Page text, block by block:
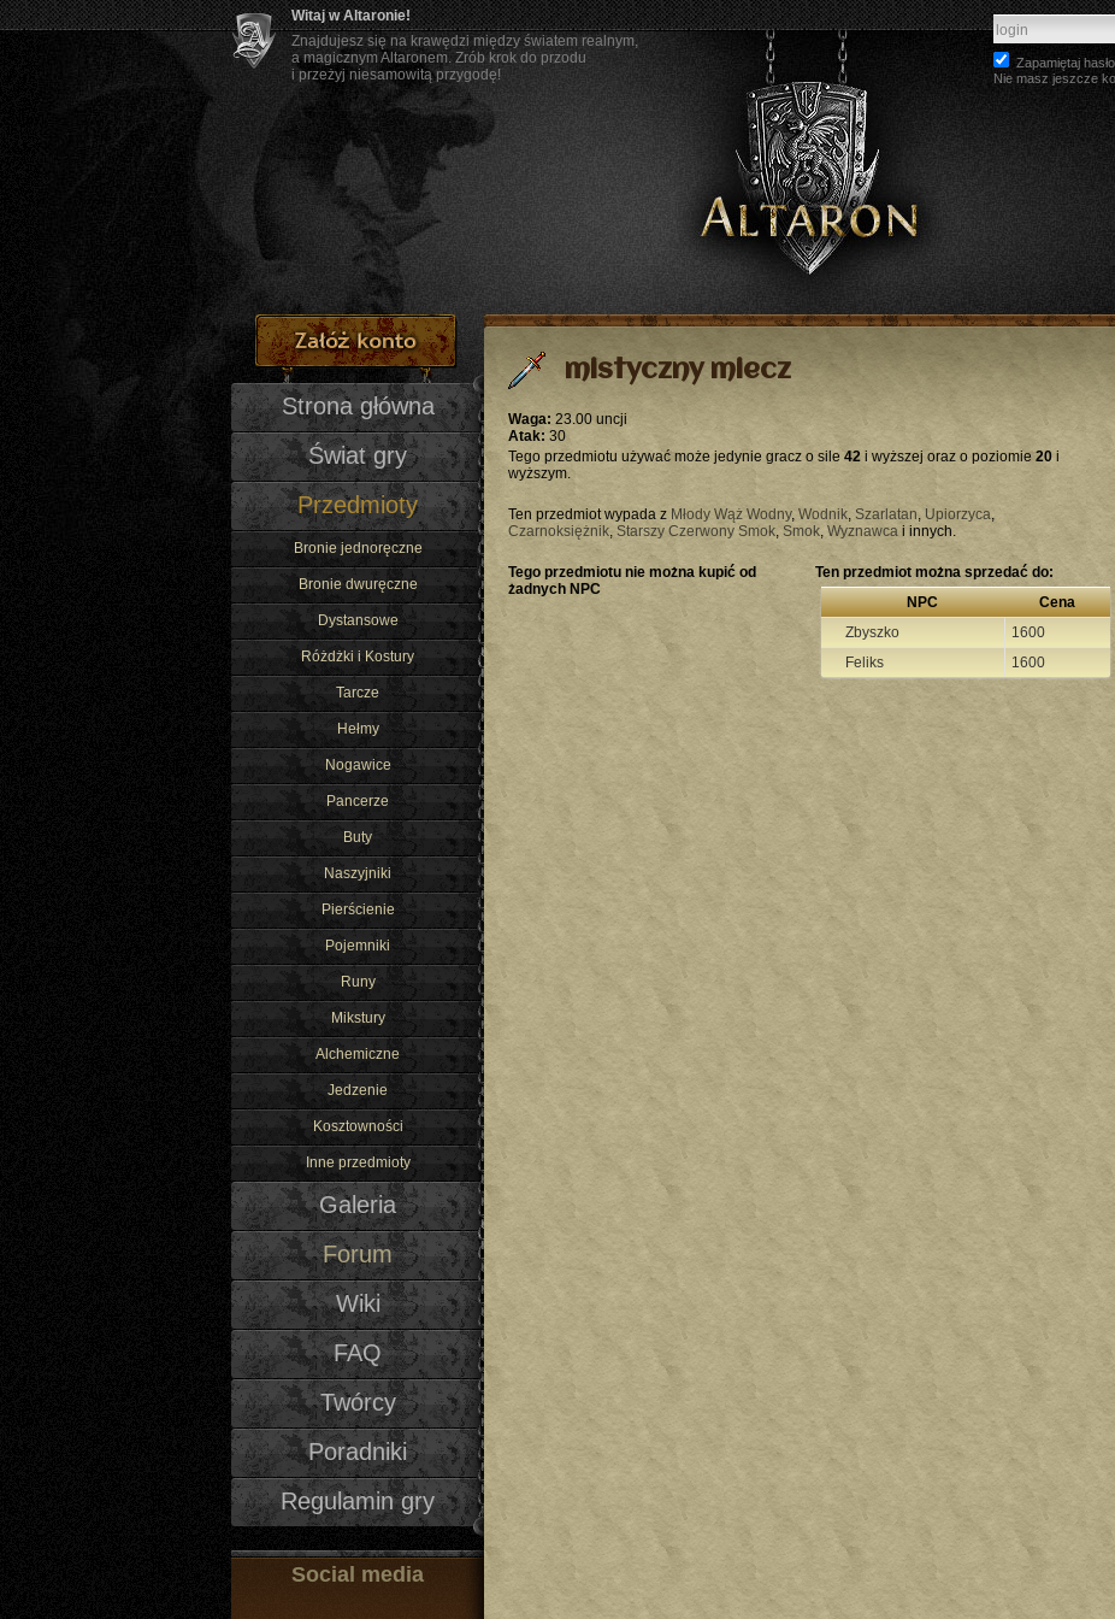
Witaj w Altaronie!
Znajdujesz się na krawędzi między światem realnym,
a magicznym Altaronem. Zrób krok do przodu
i przeżyj niesamowitą przygodę!
Zapamiętaj
Nie masz jeszcze
Strona główna
Świat gry
Przedmioty
Bronie jednoręczne
Bronie dwuręczne
Dystansowe
Różdżki i Kostury
Tarcze
Hełmy
Nogawice
Pancerze
Buty
Naszyjniki
Pierścienie
Pojemniki
Runy
Mikstury
Alchemiczne
Jedzenie
Kosztowności
Inne przedmioty
Galeria
Forum
Wiki
FAQ
Twórcy
Poradniki
Regulamin gry
Social media
mistyczny miecz
Waga: 23.00 uncji
Atak: 30
Tego przedmiotu używać może jedynie gracz o sile42 i wyższej oraz o poziomie 20 i
wyższym.
Ten przedmiot wypada z Młody Wąż Wodny, Wodnik, Szarlatan, Upiorzyca,
Czarnoksiężnik, Starszy Czerwony Smok, Smok, Wyznawca i innych.
Tego przedmiotu nie można kupić od
żadnych NPC
Ten przedmiot można sprzedać do:
NPC
Cena
Zbyszko
1600
Feliks
1600